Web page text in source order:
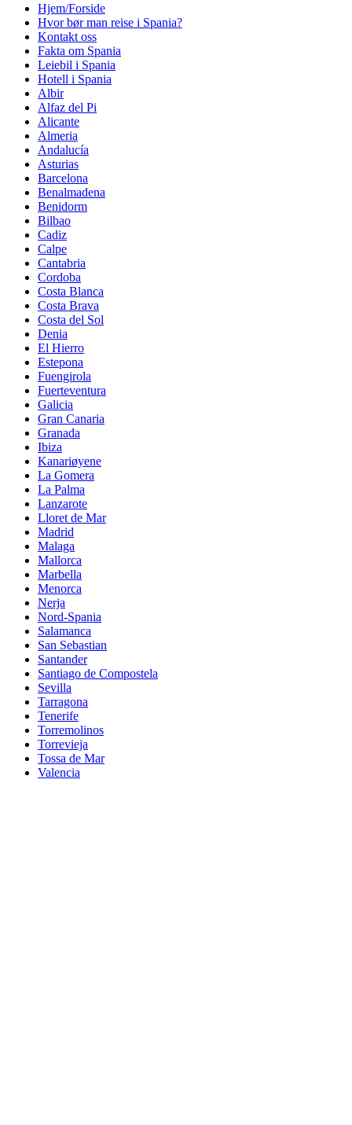
Hjem/Forside
Hvor bør man reise i Spania?
Kontakt oss
Fakta om Spania
Leiebil i Spania
Hotell i Spania
Albir
Alfaz del Pi
Alicante
Almeria
Andalucía
Asturias
Barcelona
Benalmadena
Benidorm
Bilbao
Cadiz
Calpe
Cantabria
Cordoba
Costa Blanca
Costa Brava
Costa del Sol
Denia
El Hierro
Estepona
Fuengirola
Fuerteventura
Galicia
Gran Canaria
Granada
Ibiza
Kanariøyene
La Gomera
La Palma
Lanzarote
Lloret de Mar
Madrid
Malaga
Mallorca
Marbella
Menorca
Nerja
Nord-Spania
Salamanca
San Sebastian
Santander
Santiago de Compostela
Sevilla
Tarragona
Tenerife
Torremolinos
Torrevieja
Tossa de Mar
Valencia